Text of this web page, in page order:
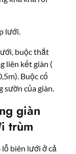
lưới.
buộc thắt
liên kết giàn (
Buộc cố
sườn của giàn.
giàn
trùm
lỗ biên lưới ở cả